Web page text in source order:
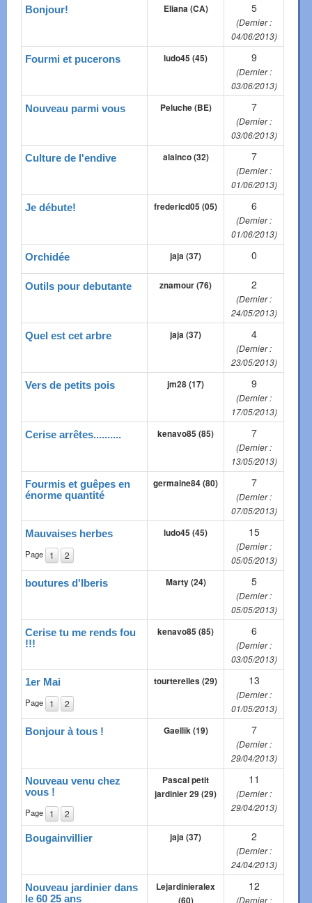
Bonjour! Eliana (CA) 5
(Dernier :
04/06/2013)
Fourmi et pucerons ludo45 (45) 9
(Dernier :
03/06/2013)
Nouveau parmi vous Peluche (BE) 7
(Dernier :
03/06/2013)
Culture de l'endive alainco (32) 7
(Dernier :
01/06/2013)
Je débute! fredericd05 (05) 6
(Dernier :
01/06/2013)
Orchidée jaja (37) 0
Outils pour debutante znamour (76) 2
(Dernier :
24/05/2013)
Quel est cet arbre jaja (37) 4
(Dernier :
23/05/2013)
Vers de petits pois jm28 (17) 9
(Dernier :
17/05/2013)
Cerise arrêtes.......... kenavo85 (85) 7
(Dernier :
13/05/2013)
Fourmis et guêpes en
énorme quantité
germaine84 (80) 7
(Dernier :
07/05/2013)
Mauvaises herbes
Page 1 2
ludo45 (45) 15
(Dernier :
05/05/2013)
boutures d'Iberis Marty (24) 5
(Dernier :
05/05/2013)
Cerise tu me rends fou
!!!
kenavo85 (85) 6
(Dernier :
03/05/2013)
1er Mai
Page 1 2
tourterelles (29) 13
(Dernier :
01/05/2013)
Bonjour à tous ! Gaellik (19) 7
(Dernier :
29/04/2013)
Nouveau venu chez
vous !
Page 1 2
Pascal petit
jardinier 29 (29)
11
(Dernier :
29/04/2013)
Bougainvillier jaja (37) 2
(Dernier :
24/04/2013)
Nouveau jardinier dans
le 60 25 ans
Lejardinieralex
12
(Dernier :